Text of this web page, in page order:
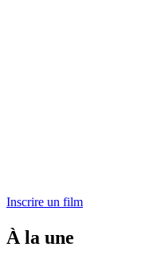
Inscrire un film
À la une